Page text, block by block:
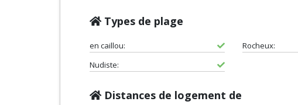
Types de plage
en caillou: Rocheux:
Nudiste:
Distances de logement de